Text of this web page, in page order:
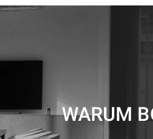
WARUM